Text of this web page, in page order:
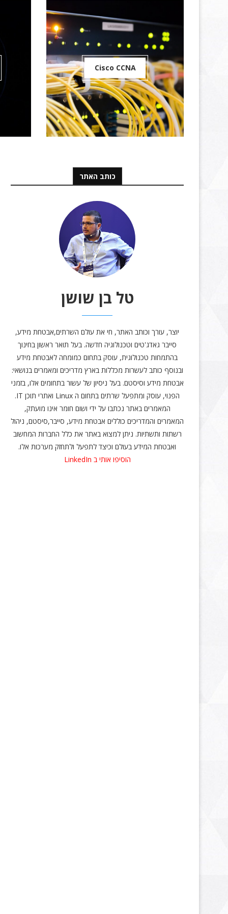
Cisco CCNA
כותב האתר
טל בן שושן
יוצר, עורך וכותב האתר, חי את עולם השרתים,אבטחת מידע,
סייבר גאדג'טים וטכנולוגיה חדשה. בעל תואר ראשון בחינוך
בהתמחות טכנולוגית, עוסק בתחום כמומחה לאבטחת מידע
ובנוסף כותב לעשרות מכללות בארץ מדריכים ומאמרים בנושאי:
אבטחת מידע וסיסטם. בעל ניסיון של עשור בתחומים אלו, בזמני
הפנוי, עוסק ומתפעל שרתים בתחום ה Linux ואתרי תוכן IT.
המאמרים באתר נכתבו על ידי ושום חומר אינו מועתק,
המאמרים והמדריכים כוללים אבטחת מידע, סייבר,סיסטם, ניהול
רשתות ותשתיות. ניתן למצוא באתר את כלל החברות המחשוב
ואבטחת המידע בעולם וכיצד לתפעל ולתחזק מערכות אלו.
הוסיפו אותי ב LinkedIn